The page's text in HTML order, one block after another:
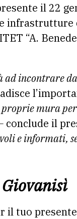
il 22
“A.
ad incontrare
mura per
conclude il
e informati,
il tuo